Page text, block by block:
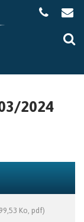
2024
Ko, pdf